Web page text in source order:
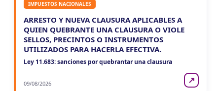
IMPUESTOS NACIONALES
ARRESTO Y NUEVA CLAUSURA APLICABLES A
QUIEN QUEBRANTE UNA CLAUSURA O VIOLE
SELLOS, PRECINTOS O INSTRUMENTOS
UTILIZADOS PARA HACERLA EFECTIVA.
Ley 11.683: sanciones por quebrantar una clausura
09/08/2026 ↗